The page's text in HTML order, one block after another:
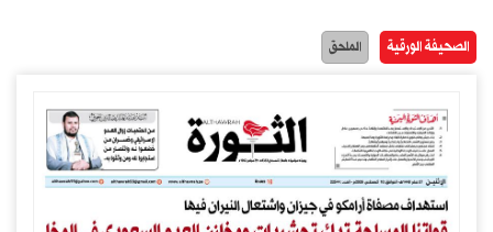
الصحيفة الورقية الملحق